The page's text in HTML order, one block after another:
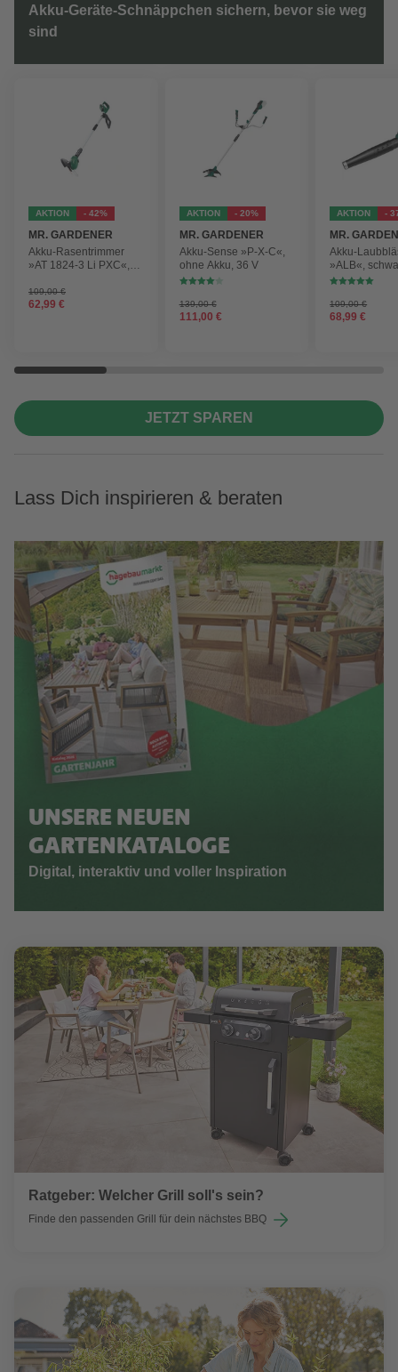
Akku-Geräte-Schnäppchen sichern, bevor sie weg
sind
AKTION - 42%
MR. GARDENER
Akku-Rasentrimmer
»AT 1824-3 Li PXC«,
109,00 €
62,99 €
AKTION - 20%
MR. GARDENER
Akku-Sense »P-X-C«,
ohne Akku, 36 V
139,00 €
111,00 €
AKTION -
MR.
Akku-
»ALB«,
max.
210 km/h
109,00 €
68,99 €
JETZT SPAREN
Lass Dich inspirieren & beraten
UNSERE NEUEN
GARTENKATALOGE
Digital, interaktiv und voller Inspiration
Ratgeber: Welcher Grill soll's sein?
Finde den passenden Grill für dein nächstes BBQ